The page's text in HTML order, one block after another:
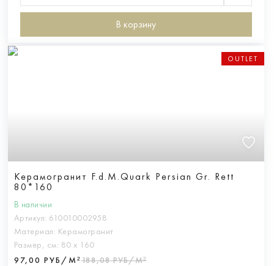
В корзину
OUTLET
Керамогранит F.d.M.Quark Persian Gr. Rett
80*160
В наличии
Артикул: 610010002958
Материал: Керамогранит
Размер, см: 80 х 160
97,00 РУБ/М²188,08 РУБ/М²